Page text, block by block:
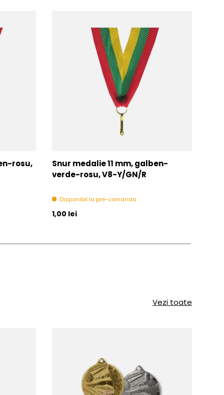
rosu,
Snur medalie 11 mm, galben-
verde-rosu, V8-Y/GN/R
Disponibil la pre-comanda
Pret initial
1,00 lei
Vezi toate